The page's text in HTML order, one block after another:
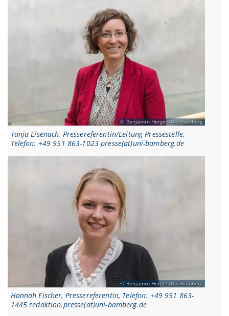
Benjamin Herges/Uni Bamberg
Tanja Eisenach, Pressereferentin/Leitung Pressestelle,
Telefon: +49 951 863-1023 presse(at)uni-bamberg.de
Benjamin Herges/Uni Bamberg
Hannah Fischer, Pressereferentin, Telefon: +49 951 863-
1445 redaktion.presse(at)uni-bamberg.de